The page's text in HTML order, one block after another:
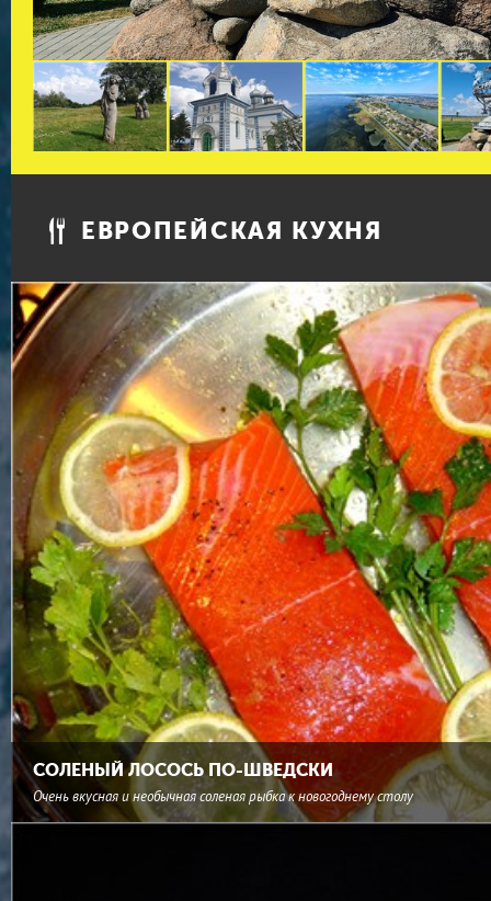
ЕВРОПЕЙСКАЯ КУХНЯ
СОЛЕНЫЙ ЛОСОСЬ ПО-ШВЕДСКИ
Очень вкусная и необычная соленая рыбка к новогоднему столу